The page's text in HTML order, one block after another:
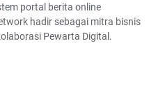
portal berita online
hadir sebagai mitra bisnis
Pewarta Digital.